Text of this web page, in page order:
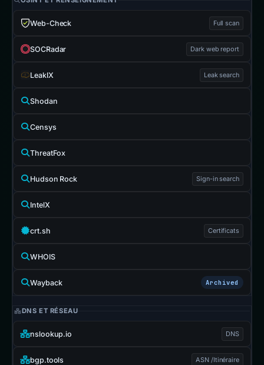
Web-Check Full scan
SOCRadar Dark web report
LeakIX Leak search
Shodan
Censys
ThreatFox
Hudson Rock Sign-in search
IntelX
crt.sh Certificats
WHOIS
Wayback Archived
DNS ET RÉSEAU
nslookup.io DNS
bgp.tools ASN /Itinéraire